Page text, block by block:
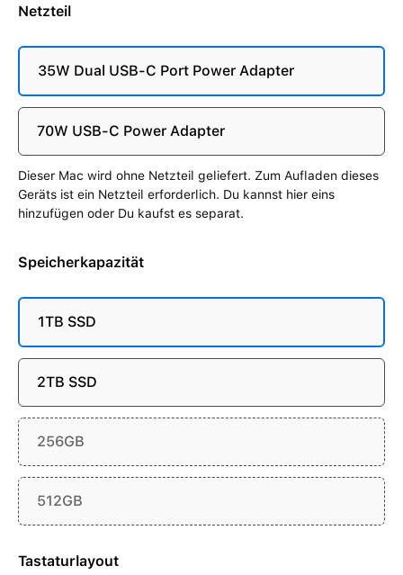
Netzteil
35W Dual USB-C Port Power Adapter
70W USB-C Power Adapter
Dieser Mac wird ohne Netzteil geliefert. Zum Aufladen dieses
Geräts ist ein Netzteil erforderlich. Du kannst hier eins
hinzufügen oder Du kaufst es separat.
Speicherkapazität
1TB SSD
2TB SSD
256GB
512GB
Tastaturlayout